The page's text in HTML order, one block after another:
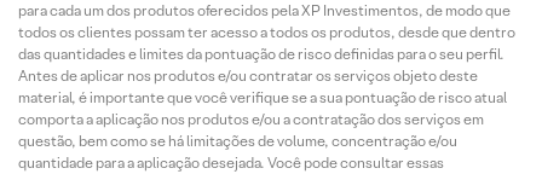
para cada um dos produtos oferecidos pela XP Investimentos, de modo que
todos os clientes possam ter acesso a todos os produtos, desde que dentro
das quantidades e limites da pontuação de risco definidas para o seu perfil.
Antes de aplicar nos produtos e/ou contratar os serviços objeto deste
material, é importante que você verifique se a sua pontuação de risco atual
comporta a aplicação nos produtos e/ou a contratação dos serviços em
questão, bem como se há limitações de volume, concentração e/ou
quantidade para a aplicação desejada. Você pode consultar essas